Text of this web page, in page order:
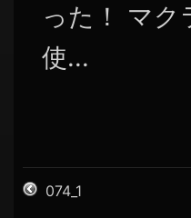
った！ マ
使...
074_1